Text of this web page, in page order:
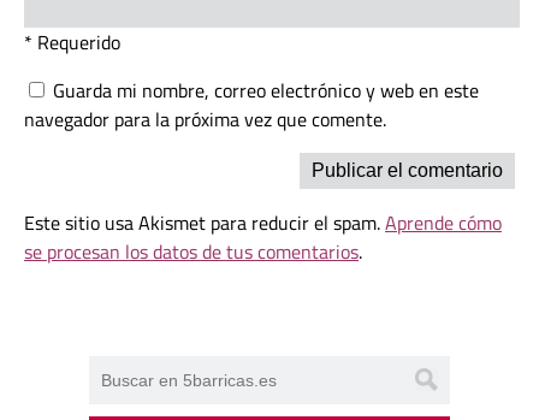
* Requerido
Guarda mi nombre, correo electrónico y web en este
navegador para la próxima vez que comente.
Este sitio usa Akismet para reducir el spam.Aprende cómo
se procesan los datos de tus comentarios.